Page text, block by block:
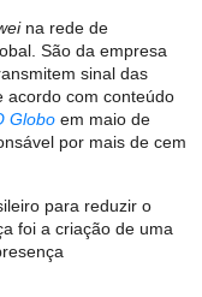
na rede de
São da empresa
sinal das
acordo com conteúdo
Globo em maio de
por mais de cem
para reduzir o
foi a criação de uma